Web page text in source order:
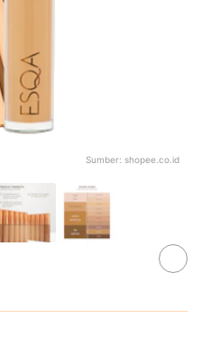
Sumber: shopee.co.id